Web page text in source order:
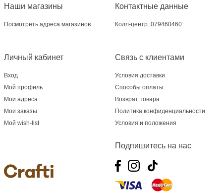
Crafti Ciocana- Port Mall, etajul 3
Crafti Căușeni- str. Mihai Eminescu, 6
Crafti Cahul - str. 31 August 1989, 13
Crafti Bălți- EviMall, et2
Наши магазины
Посмотреть адреса магазинов
Связь с клиентами
Условия доставки
Способы оплаты
Возврат товара
Политика конфиденциальности
Условия и положения
Личный кабинет
Вход
Мой профиль
Мои адреса
Мои заказы
Мой wish-list
Контактные данные
Колл-центр: 079460460
Подпишитесь на нас